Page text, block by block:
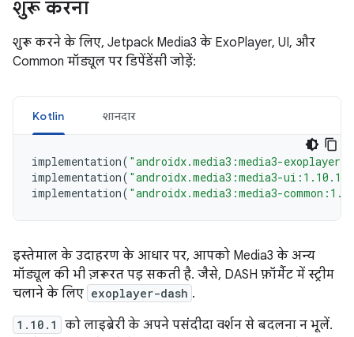
शुरू करना
शुरू करने के लिए, Jetpack Media3 के ExoPlayer, UI, और
Common मॉड्यूल पर डिपेंडेंसी जोड़ें:
Kotlin शानदार
implementation( "androidx.media3:media3-
implementation( "androidx.media3:media3-ui:1.10.1"
implementation( "androidx.media3:media3-
इस्तेमाल के उदाहरण के आधार पर, आपको Media3 के अन्य
मॉड्यूल की भी ज़रूरत पड़ सकती है. जैसे, DASH फ़ॉर्मैट में स्ट्रीम
चलाने के लिए exoplayer-dash .
1.10.1
को लाइब्रेरी के अपने पसंदीदा वर्शन से बदलना न भूलें.